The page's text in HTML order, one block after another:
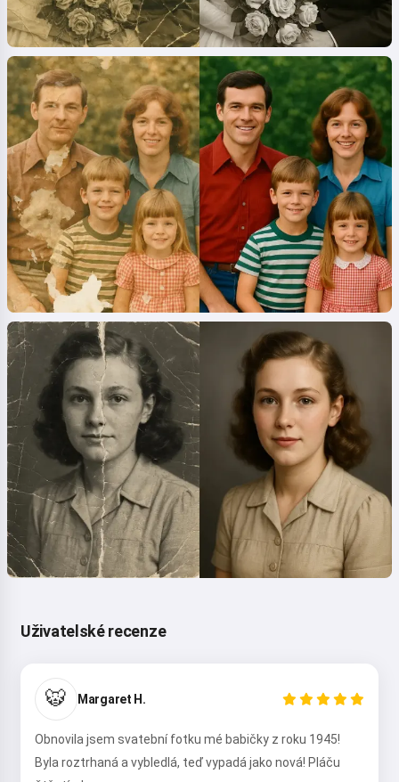
Uživatelské recenze
🐯 Margaret H.
Obnovila jsem svatební fotku mé babičky z roku 1945!
Byla roztrhaná a vybledlá, teď vypadá jako nová! Pláču